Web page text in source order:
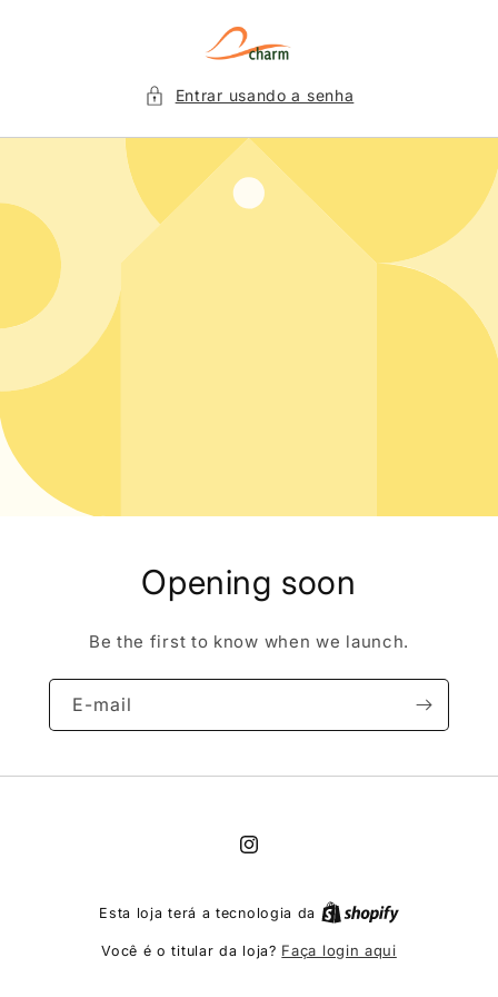
Entrar usando a senha
Opening soon
Be the first to know when we launch.
E-mail
Instagram
Esta loja terá a tecnologia da
Você é o titular da loja? Faça login aqui